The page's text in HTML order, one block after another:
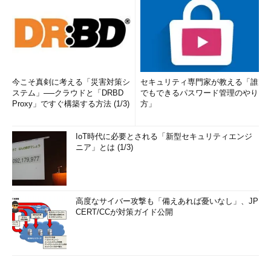
今こそ真剣に考える「災害対策シ
ステム」──クラウドと「DRBD
Proxy」ですぐ構築する方法 (1/3)
セキュリティ専門家が教える「誰
でもできるパスワード管理のやり
方」
IoT時代に必要とされる「新型セキュリティエンジ
ニア」とは (1/3)
高度なサイバー攻撃も「備えあれば憂いなし」、JP
CERT/CCが対策ガイド公開